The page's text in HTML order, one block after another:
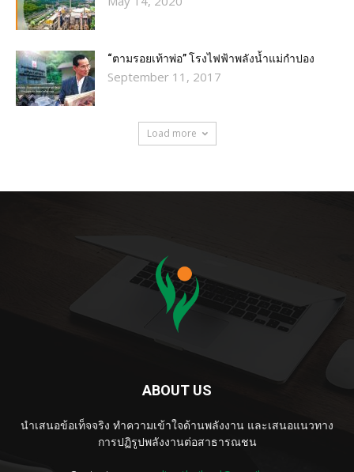
“ตามรอยเท้าพ่อ” โรงไฟฟ้าพลังน้ำแม่กำปอง
September 11, 2017
Load more
ABOUT US
นำเสนอข้อเท็จจริง ทำความเข้าใจด้านพลังงาน และเสนอแนวทาง
การปฏิรูปพลังงานต่อสาธารณชน